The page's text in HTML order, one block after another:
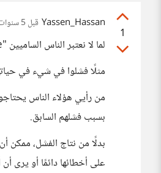
1
Yassen_Hassan قبل 5 سنوات
لما لا نعتبر الناس الساميين "Toxic people" هم نتاج ما فعله المجتمع بهم؟
مثلًا فشلوا في شيء في
من رأيي هؤلاء الناس
بسبب فشلهم السابق.
بدلًا من نتاج الفشل، ممكن
على أخطائها دائمًا أو يرى